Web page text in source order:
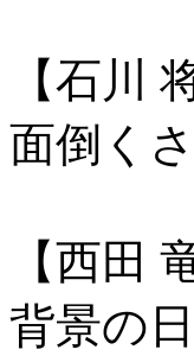
【石川
面倒く
【西田
背景の